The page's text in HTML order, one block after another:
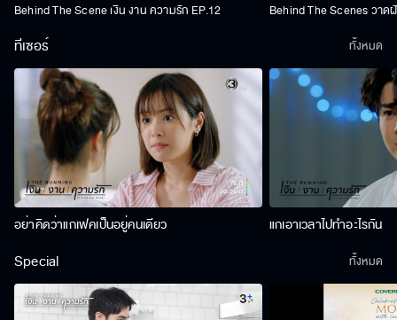
Behind The Scene เงิน งาน ความรัก EP.12 Behind The Scenes วาด
ทีเซอร์
อย่าคิดว่าแกเฟคเป็นอยู่คนเดียว แกเอาเวลาไปทำอะไรกัน
ทั้งหมด
Special ทั้งหมด